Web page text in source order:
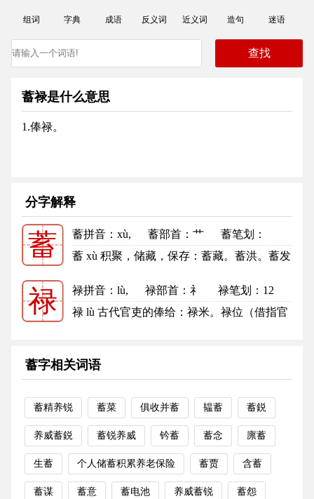
组词 字典 成语 反义词 近义词 造句 迷语
蓄禄是什么意思
1.俸禄。
分字解释
蓄 蓄拼音 ：xù, 蓄部首 ：艹
蓄笔划：
13
蓄的笔顺
蓄 xù 积聚，储藏，保存：蓄藏。蓄洪。蓄发
禄 禄拼音 ：lù, 禄部首 ：礻
禄笔划：12
禄的笔顺
禄 lù 古代官吏的俸给：禄米。禄位（借指官
蓄字相关词语
蓄精养锐 蓄菜 俱收并蓄 韫蓄 蓄鋭
养威蓄鋭 蓄锐养威 钤蓄 蓄念 廪蓄
生蓄 个人储蓄积累养老保险 蓄贾 含蓄
蓄谋 蓄意 蓄电池 养威蓄锐 蓄怨